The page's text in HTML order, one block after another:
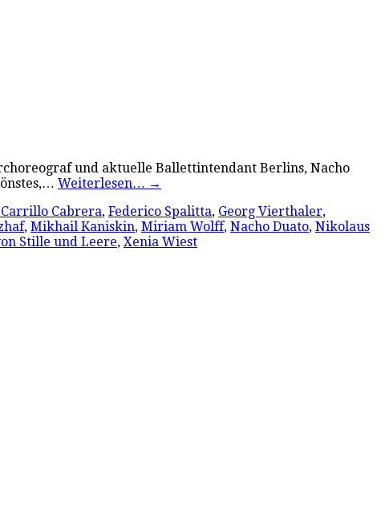
und aktuelle Ballettintendant Berlins, Nacho
Weiterlesen… →
Cabrera, Federico Spalitta, Georg Vierthaler,
, Mikhail Kaniskin, Miriam Wolff, Nacho Duato, Nikolaus
Stille und Leere, Xenia Wiest